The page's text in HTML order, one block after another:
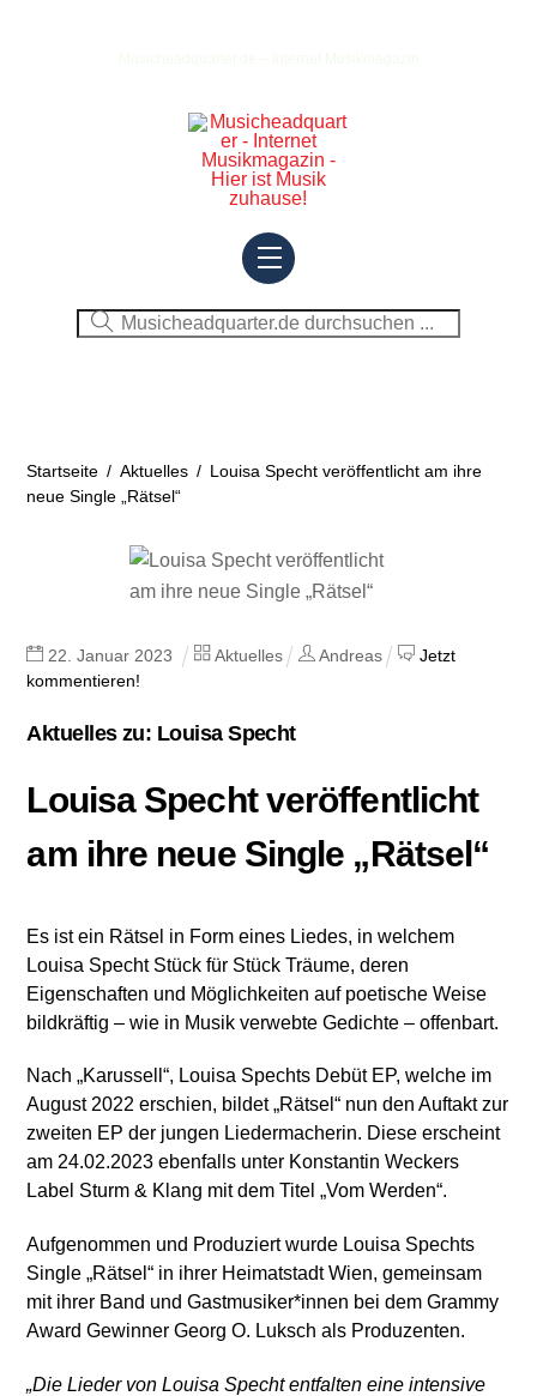
Menu
Startseite / Aktuelles / Louisa Specht veröffentlicht am ihre
neue Single „Rätsel“
22 .Januar 2023 Aktuelles Andreas
Jetzt
kommentieren!
Aktuelles zu: Louisa Specht
Louisa Specht veröffentlicht
am ihre neue Single „Rätsel“
Es ist ein Rätsel in Form eines Liedes, in welchem
Louisa Specht Stück für Stück Träume, deren
Eigenschaften und Möglichkeiten auf poetische Weise
bildkräftig – wie in Musik verwebte Gedichte – offenbart.
Nach „Karussell“, Louisa Spechts Debüt EP, welche im
August 2022 erschien, bildet „Rätsel“ nun den Auftakt zur
zweiten EP der jungen Liedermacherin. Diese erscheint
am 24.02.2023 ebenfalls unter Konstantin Weckers
Label Sturm & Klang mit dem Titel „Vom Werden“.
Aufgenommen und Produziert wurde Louisa Spechts
Single „Rätsel“ in ihrer Heimatstadt Wien, gemeinsam
mit ihrer Band und Gastmusiker*innen bei dem Grammy
Award Gewinner Georg O. Luksch als Produzenten.
„Die Lieder von Louisa Specht entfalten eine intensive